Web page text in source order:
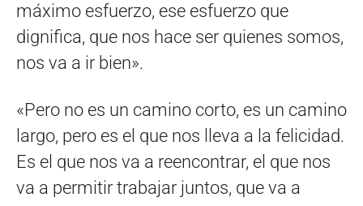
máximo esfuerzo, ese esfuerzo que
dignifica, que nos hace ser quienes somos,
nos va a ir bien».
«Pero no es un camino corto, es un camino
largo, pero es el que nos lleva a la felicidad.
Es el que nos va a reencontrar, el que nos
va a permitir trabajar juntos, que va a